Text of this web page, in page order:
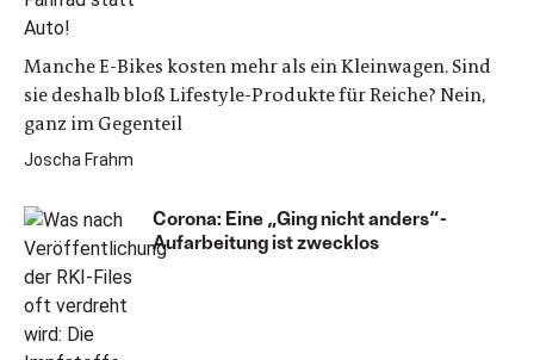
Manche E-Bikes kosten mehr als ein Kleinwagen. Sind
sie deshalb bloß Lifestyle-Produkte für Reiche? Nein,
ganz im Gegenteil
Joscha Frahm
Corona: Eine „Ging nicht anders“-
Aufarbeitung ist zwecklos